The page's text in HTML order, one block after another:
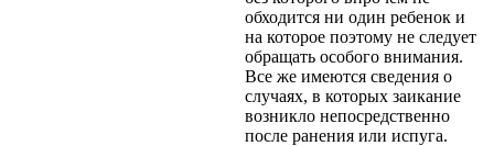
обходится ни один ребенок и
на которое поэтому не следует
обращать особого внимания.
Все же имеются сведения о
случаях, в которых заикание
возникло непосредственно
после ранения или испуга.